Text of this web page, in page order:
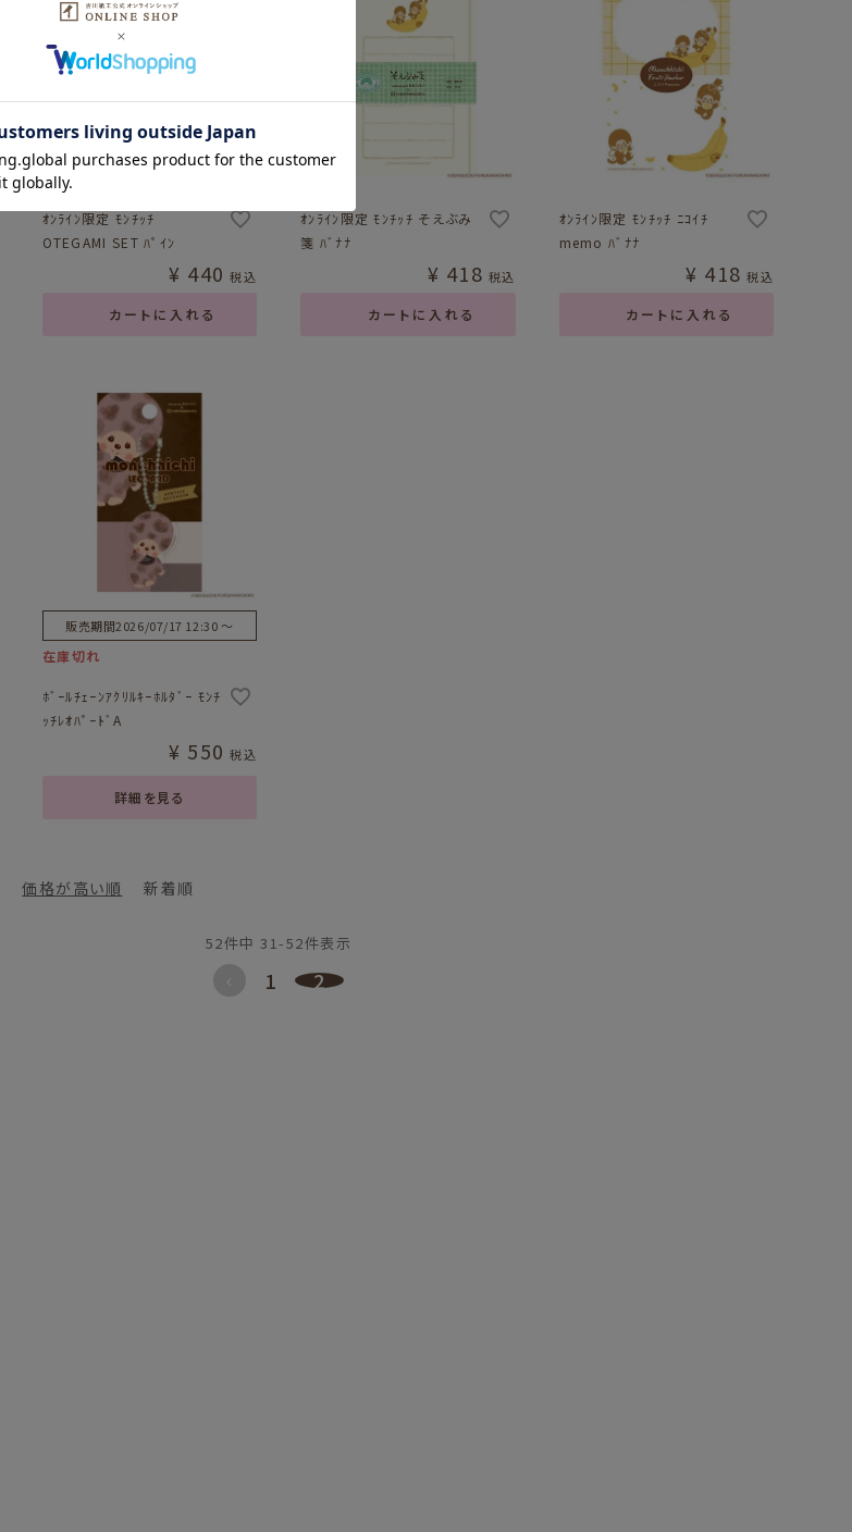
ｵﾝﾗｲﾝ限定 ﾓﾝﾁｯﾁ
OTEGAMI SET ﾊﾟｲﾝ
カートに入れる
¥ 440 税込
ｵﾝﾗｲﾝ限定 ﾓﾝﾁｯﾁ そえぶみ
箋 ﾊﾞﾅﾅ
カートに入れる
¥ 418 税込
ｵﾝﾗｲﾝ限定 ﾓﾝﾁｯﾁ ﾆｺｲﾁ
memo ﾊﾞﾅﾅ
カートに入れる
¥ 418 税込
販売期間2026/07/17 12:30 〜
在庫切れ
ﾎﾞｰﾙﾁｪｰﾝｱｸﾘﾙｷｰﾎﾙﾀﾞｰ ﾓﾝﾁ
ｯﾁﾚｵﾊﾟｰﾄﾞA
詳細を見る
¥ 550 税込
価格が高い順 新着順
52件中 31-52件表示
1 2